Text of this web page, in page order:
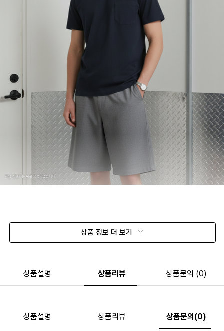
상품 정보 더 보기
상품설명 상품리뷰 상품문의 (0)
상품설명 상품리뷰 상품문의(0)